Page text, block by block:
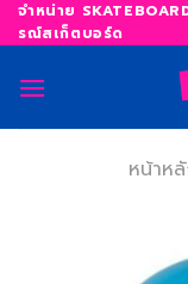
Skip
to
content
จำหน่าย
รณ์สเก็ตบอร์ด
หน้าห